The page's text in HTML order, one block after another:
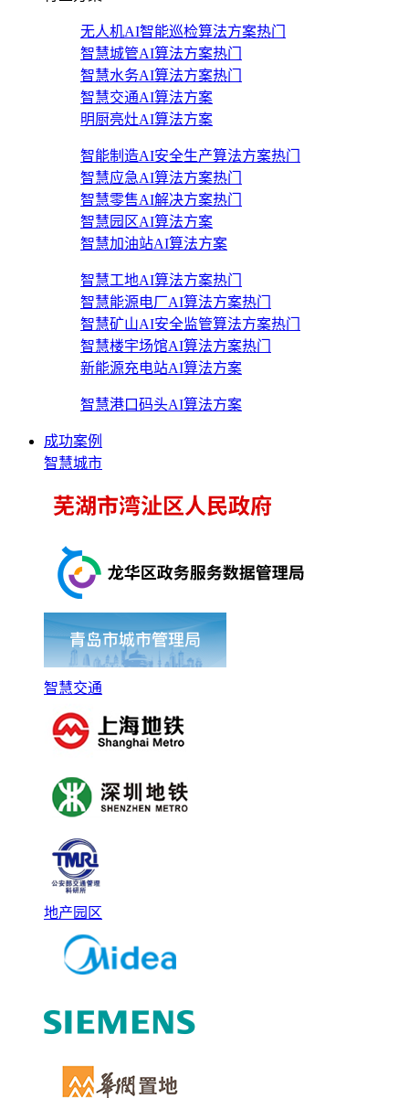
无人机AI智能巡检算法方案热门
智慧城管AI算法方案热门
智慧水务AI算法方案热门
智慧交通AI算法方案
明厨亮灶AI算法方案
智能制造AI安全生产算法方案热门
智慧应急AI算法方案热门
智慧零售AI解决方案热门
智慧园区AI算法方案
智慧加油站AI算法方案
智慧工地AI算法方案热门
智慧能源电厂AI算法方案热门
智慧矿山AI安全监管算法方案热门
智慧楼宇场馆AI算法方案热门
新能源充电站AI算法方案
智慧港口码头AI算法方案
成功案例
智慧城市
智慧交通
地产园区